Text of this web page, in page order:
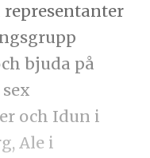
bjuda på
och Idun i
Ale i